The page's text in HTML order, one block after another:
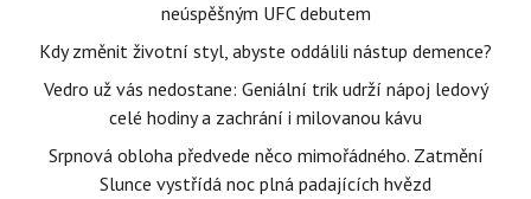
neúspěšným UFC debutem
Kdy změnit životní styl, abyste oddálili nástup demence?
Vedro už vás nedostane: Geniální trik udrží nápoj ledový
celé hodiny a zachrání i milovanou kávu
Srpnová obloha předvede něco mimořádného. Zatmění
Slunce vystřídá noc plná padajících hvězd